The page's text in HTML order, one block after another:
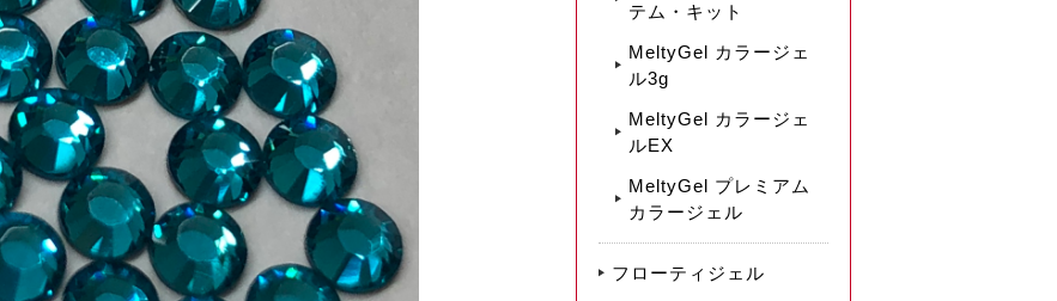
テム・キット
MeltyGel カラージェ
ル3g
MeltyGel カラージェ
ルEX
MeltyGel プレミアム
カラージェル
フローティジェル